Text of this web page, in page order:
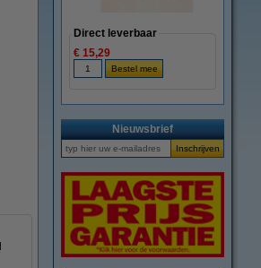
Direct leverbaar
€ 15,29
Nieuwsbrief